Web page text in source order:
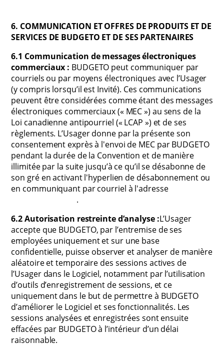
6. COMMUNICATION ET OFFRES DE PRODUITS ET DE
SERVICES DE BUDGETO ET DE SES PARTENAIRES
6.1 Communication de messages électroniques
commerciaux : BUDGETO peut communiquer par
courriels ou par moyens électroniques avec l’Usager
(y compris lorsqu’il est Invité). Ces communications
peuvent être considérées comme étant des messages
électroniques commerciaux (« MEC ») au sens de la
Loi canadienne antipourriel (« LCAP ») et de ses
règlements. L’Usager donne par la présente son
consentement exprès à l'envoi de MEC par BUDGETO
pendant la durée de la Convention et de manière
illimitée par la suite jusqu’à ce qu’il se désabonne de
son gré en activant l'hyperlien de désabonnement ou
en communiquant par courriel à l'adresse
.
6.2 Autorisation restreinte d’analyse :L’Usager
accepte que BUDGETO, par l’entremise de ses
employées uniquement et sur une base
confidentielle, puisse observer et analyser de manière
aléatoire et temporaire des sessions actives de
l’Usager dans le Logiciel, notamment par l’utilisation
d’outils d’enregistrement de sessions, et ce
uniquement dans le but de permettre à BUDGETO
d’améliorer le Logiciel et ses fonctionnalités. Les
sessions analysées et enregistrées sont ensuite
effacées par BUDGETO à l’intérieur d’un délai
raisonnable.